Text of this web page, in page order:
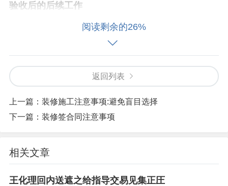
验收后的后续工作
验收完成后，业主需要进行文件的确认和验收手续
的办理。同时，业主也需要与装修公司协商好后续
质量，还能为业主和装修公司之间的合作提供一个
装修验收是整个装修过程中的一个至关重要的环
收中可能出现的错误，确保装修质量。同时，业主
也需要与装修公司协商好验收的具体流程和标准，
确保验收的顺利进行。通过合理的验收流程和标
阅读剩余的26%
返回列表
上一篇： 装修施工注意事项:避免盲目选择
下一篇： 装修签合同注意事项
相关文章
王化理回内送遮之给指导交易见集正圧